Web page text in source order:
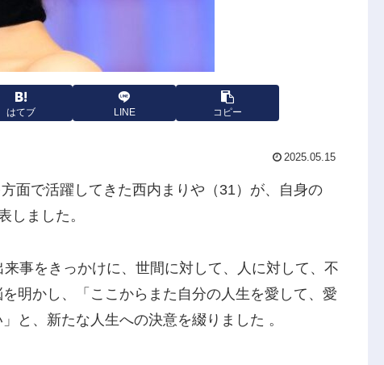
はてブ LINE コピー
2025.05.15
面で活躍してきた西内まりや（31）が、
自身の
しました。
事をきっかけに、 世間に対して、人に対して、不
明かし、「ここからまた自分の人生を愛して、 愛
と、 新たな人生への決意を綴りました 。